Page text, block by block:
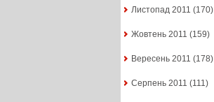
Листопад 2011 (170)
Жовтень 2011 (159)
Вересень 2011 (178)
Серпень 2011 (111)